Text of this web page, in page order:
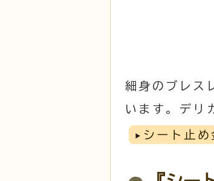
細身のブレス
います。デリ
シート止